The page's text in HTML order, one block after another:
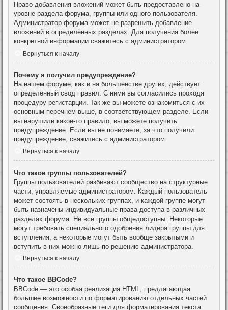
Право добавления вложений может быть предоставлено на
уровне раздела форума, группы или одного пользователя.
Администратор форума может не разрешить добавление
вложений в определённых разделах. Для получения более
конкретной информации свяжитесь с администратором.
Вернуться к началу
Почему я получил предупреждение?
На нашем форуме, как и на большенстве других, действует
определенный свод правил. С ними вы согласились проходя
процедуру регистарции. Так же вы можете ознакомиться с их
основным перечнем выше, в соответствующем разделе. Если
вы нарушили какое-то правило, вы можете получить
предупреждение. Если вы не понимаете, за что получили
предупреждение, свяжитесь с администратором.
Вернуться к началу
Что такое группы пользователей?
Группы пользователей разбивают сообщество на структурные
части, управляемые администратором. Каждый пользователь
может состоять в нескольких группах, и каждой группе могут
быть назначены индивидуальные права доступа в различных
разделах форума. Не все группы общедоступны. Некоторые
могут требовать специального одобрения лидера группы для
вступления, а некоторые могут быть вообще закрытыми и
вступить в них можно лишь по решению администратора.
Вернуться к началу
Что такое BBCode?
BBCode — это особая реализация HTML, предлагающая
большие возможности по форматированию отдельных частей
сообщения. Своеобразные теги для форматирования текста